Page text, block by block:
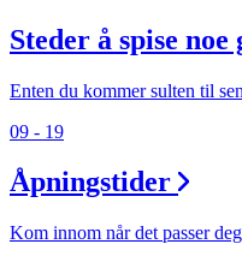
Magasin
Gavekort
Steder å spise noe
Enten du kommer sulten til
09 - 19
Åpningstider
Kom innom når det passer